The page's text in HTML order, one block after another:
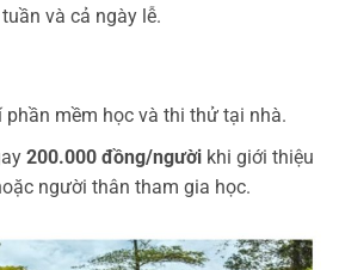
và cả ngày lễ.
phần mềm học và thi thử tại nhà.
200.000 đồng/ngườikhi giới thiệu
người thân tham gia học.